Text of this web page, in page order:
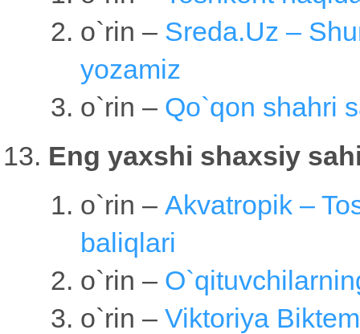
o`rin – Sreda.Uz –
yozamiz
o`rin – Qo`qon shahri
Eng yaxshi shaxsiy
o`rin – Аkvatropik –
baliqlari
o`rin –
o`rin – Viktoriya